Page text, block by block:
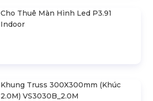
Cho Thuê Màn Hình Led P3.91
Indoor
Khung Truss 300X300mm (Khúc
2.0M) VS3030B_2.0M